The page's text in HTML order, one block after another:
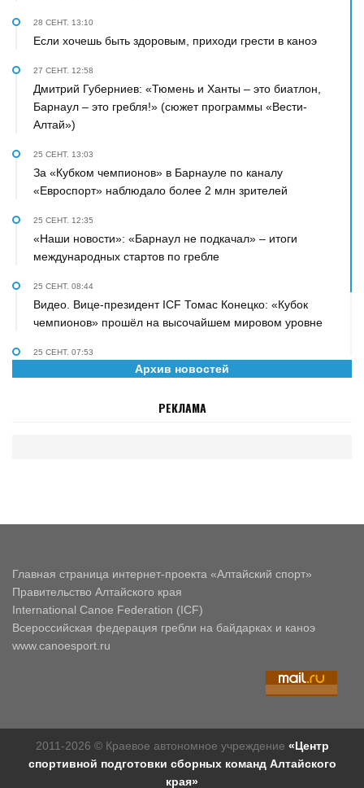
28 СЕНТ. 13:10
Если хочешь быть здоровым, приходи грести в каноэ
27 СЕНТ. 12:58
Дмитрий Губерниев: «Тюмень и Ханты – это биатлон,
Барнаул – это гребля!» (сюжет программы «Вести-
Алтай»)
25 СЕНТ. 13:03
За «Кубком чемпионов» в Барнауле по каналу
«Евроспорт» наблюдало более 2 млн зрителей
25 СЕНТ. 12:35
«Наши новости»: «Барнаул не подкачал» – итоги
международных стартов по гребле
25 СЕНТ. 08:44
Видео. Вице-президент ICF Томас Конецко: «Кубок
чемпионов» прошёл на высочайшем мировом уровне
25 СЕНТ. 07:53
«Персона» на телеканале «Катунь 24». О гребле,
Архив новостей
РЕКЛАМА
Главная страница интернет-проекта «Алтайский спорт»
Правительство Алтайского края
International Canoe Federation (ICF)
Всероссийская федерация гребли на байдарках и каноэ
www.canoesport.ru
2011-2026 © Краевое автономное учреждение «Центр
спортивной подготовки сборных команд Алтайского
края»